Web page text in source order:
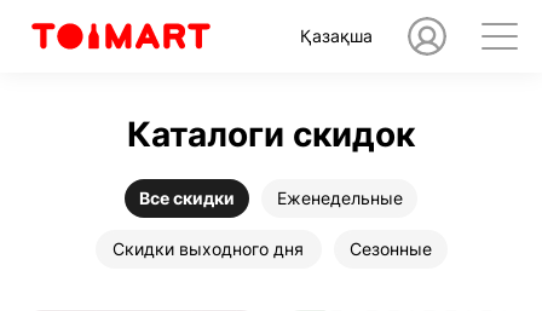
Қазақша
Каталоги скидок
Все скидки Еженедельные
Скидки выходного дня Сезонные